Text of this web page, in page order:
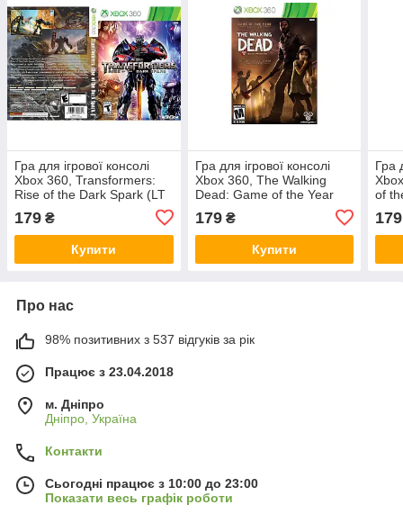
Гра для ігрової консолі
Xbox 360, Transformers:
Rise of the Dark Spark (LT
179 ₴
Купити
Гра для ігрової консолі
Xbox 360, The Walking
Dead: Game of the Year
179₴
Купити
Гра
of
179
Про нас
98% позитивних з 537 відгуків за рік
Працює з 23.04.2018
м. Дніпро
Дніпро, Україна
Контакти
Сьогодні працює з 10:00 до 23:00
Показати весь графік роботи